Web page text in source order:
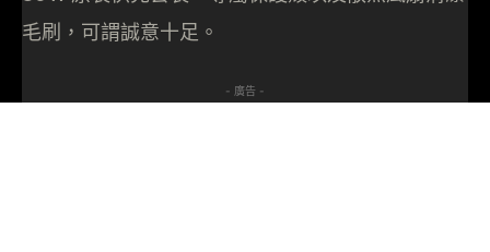
毛刷，可謂誠意十足。
- 廣告 -